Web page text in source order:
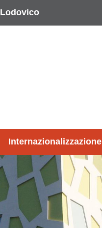
Lodovico
Internazionalizzazione